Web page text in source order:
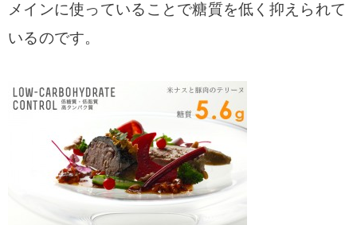
メインに使っていることで糖質を低く抑えられて
いるのです。